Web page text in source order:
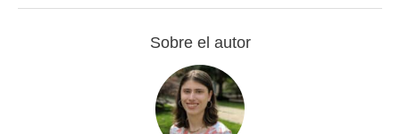
Sobre el autor